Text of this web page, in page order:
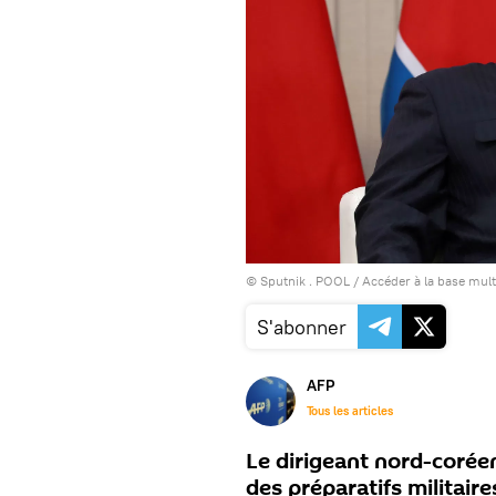
© Sputnik . POOL / Accéder à la base
S'abonner
AFP
Tous les articles
Le dirigeant nord-
des préparatifs